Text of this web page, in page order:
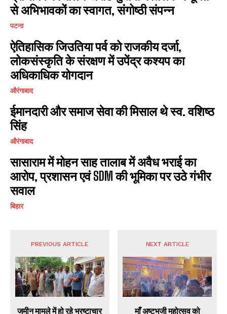
से अभिभावकों का स्वागत, संगोष्ठी संपन्न
पटना
ऐतिहासिक जिउतिया पर्व को राजकीय दर्जा,
लोकसंस्कृति के संरक्षण में उपेंद्र कश्यप का
अधिकाधिक योगदान
औरंगाबाद
ईमानदारी और समाज सेवा की मिसाल थे स्व. वशिष्ठ
सिंह
औरंगाबाद
सासाराम में मोहन साह तालाब में अवैध भराई का
आरोप, प्रशासन एवं SDM की भूमिका पर उठे गंभीर
सवाल
बिहार
PREVIOUS ARTICLE
जमीन मामले में हो रहे भ्रष्टाचार
NEXT ARTICLE
माँ अष्टभुजी महोत्सव को